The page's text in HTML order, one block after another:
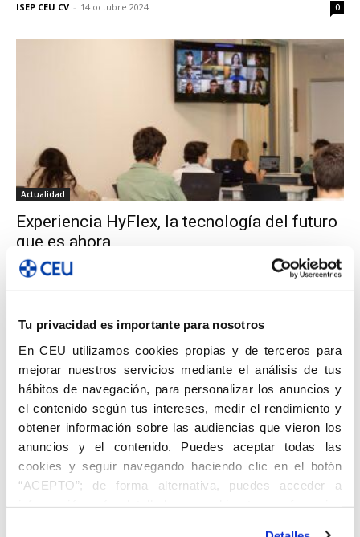
Tu privacidad es importante para nosotros
En CEU utilizamos cookies propias y de terceros para
mejorar nuestros servicios mediante el análisis de tus
hábitos de navegación, para personalizar los anuncios y
el contenido según tus intereses, medir el rendimiento y
obtener información sobre las audiencias que vieron los
anuncios y el contenido. Puedes aceptar todas las
cookies y seguir navegando haciendo clic en el botón
“ACEPTO”; de forma alternativa, puedes acceder a
ISEP CEU CV - 14 octubre 2024 0
Actualidad
Experiencia HyFlex, la tecnología del futuro
que es ahora
ISEP CEU CV 0
Actualidad
Estudia un Ciclo de FP en un campus